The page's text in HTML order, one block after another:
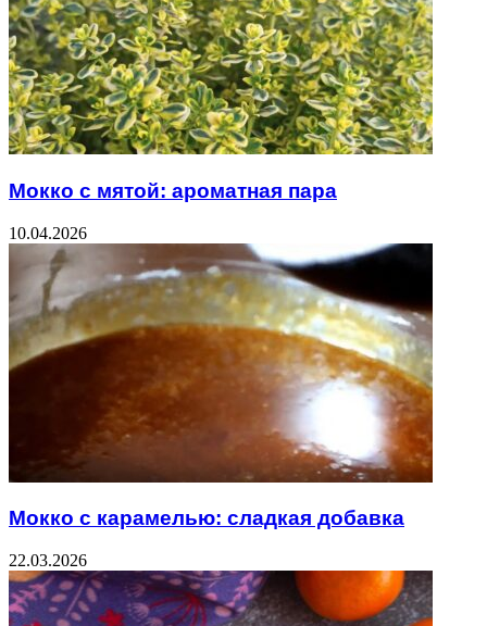
Мокко с мятой: ароматная пара
10.04.2026
Мокко с карамелью: сладкая добавка
22.03.2026